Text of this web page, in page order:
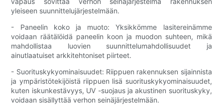
yleiseen suunnittelujärjestelmään.
- Paneelin koko ja muoto: Yksikkömme lasitereinämme
voidaan räätälöidä paneelin koon ja muodon suhteen, mikä
mahdollistaa luovien suunnittelumahdollisuudet ja
ainutlaatuiset arkkitehtoniset piirteet.
- Suorituskykyominaisuudet: Riippuen rakennuksen sijainnista
ja ympäristötekijöistä riippuen lisä suorituskykyominaisuudet,
kuten iskunkestävyys, UV -suojaus ja akustinen suorituskyky,
voidaan sisällyttää verhon seinäjärjestelmään.